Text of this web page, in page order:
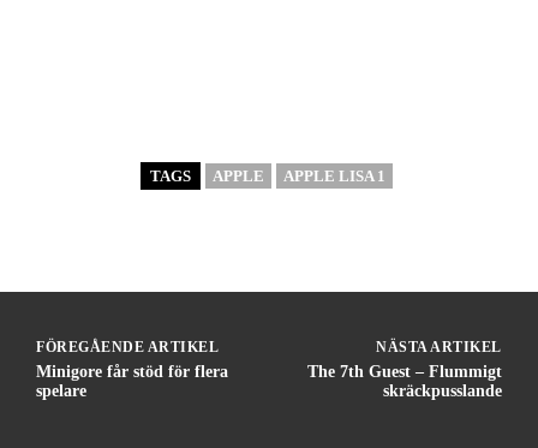
TAGS APPLE APPLE LISA 1
FÖREGÅENDE ARTIKEL
Minigore får stöd för flera
spelare
NÄSTA ARTIKEL
The 7th Guest – Flummigt
skräckpusslande